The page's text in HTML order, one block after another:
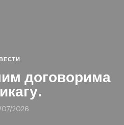
договорима
07/2026